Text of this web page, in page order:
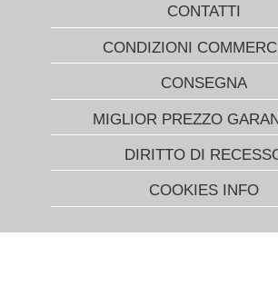
CONTATTI
CONDIZIONI
CONSEGNA
MIGLIOR PREZZO
DIRITTO DI
COOKIES INFO